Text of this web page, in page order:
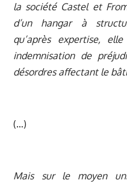
la société Castel et
d’un hangar à
qu’après expertise,
indemnisation de
désordres affectant le
(…)
Mais sur le moyen